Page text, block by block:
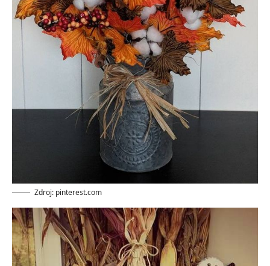
Zdroj: pinterest.com